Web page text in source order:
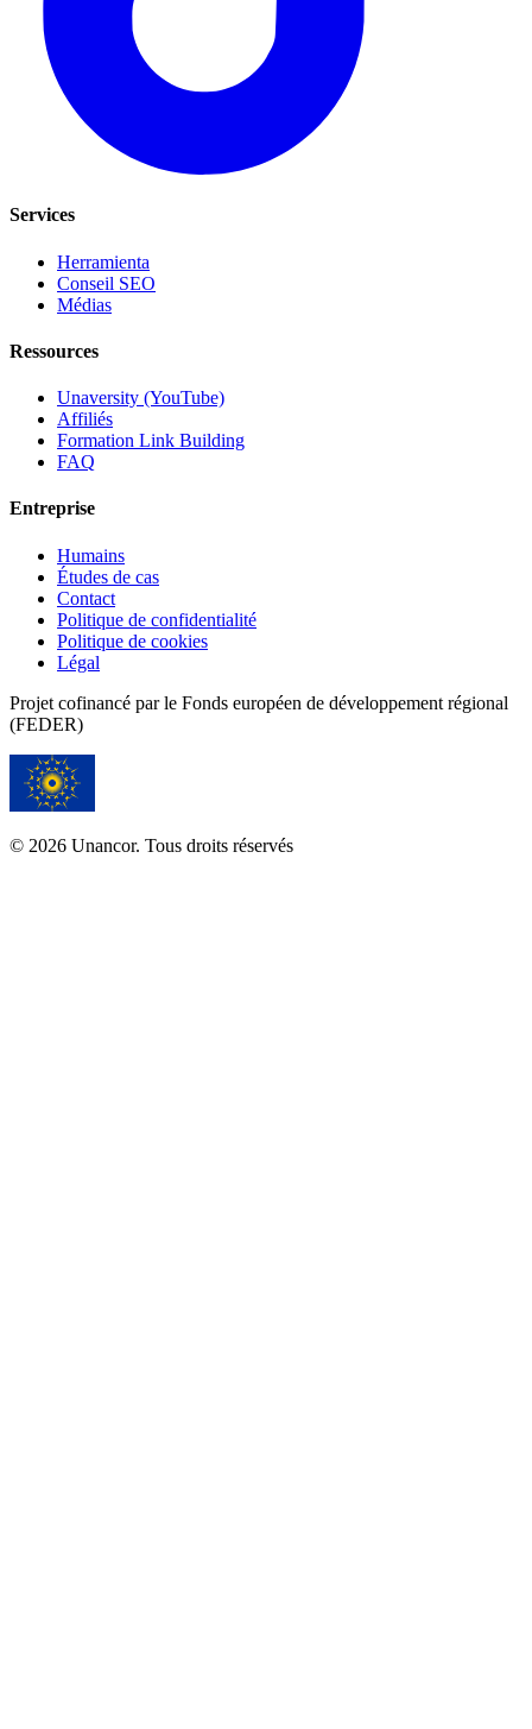
Services
Herramienta
Conseil SEO
Médias
Ressources
Unaversity (YouTube)
Affiliés
Formation Link Building
FAQ
Entreprise
Humains
Études de cas
Contact
Politique de confidentialité
Politique de cookies
Légal
Projet cofinancé par le Fonds européen de développement régional
(FEDER)
© 2026 Unancor. Tous droits réservés